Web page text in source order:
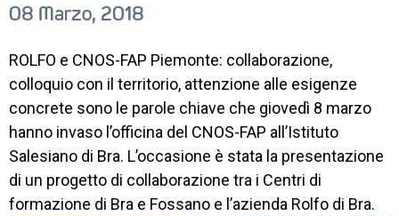
08 Marzo, 2018
ROLFO e CNOS-FAP Piemonte: collaborazione,
colloquio con il territorio, attenzione alle esigenze
concrete sono le parole chiave che giovedì 8 marzo
hanno invaso l’officina del CNOS-FAP all’Istituto
Salesiano di Bra. L’occasione è stata la presentazione
di un progetto di collaborazione tra i Centri di
formazione di Bra e Fossano e l’azienda Rolfo di Bra.